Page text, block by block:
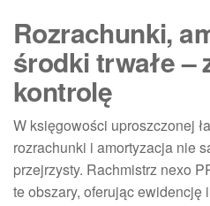
Rozrachunki,
środki trwałe –
kontrolę
W księgowości uproszczonej
rozrachunki i amortyzacja nie
przejrzysty. Rachmistrz nexo
te obszary, oferując